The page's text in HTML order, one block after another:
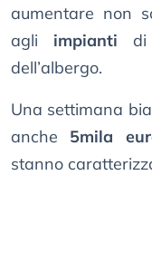
aumentare non
agli impianti di
dell’albergo.
Una settimana
anche 5mila
stanno